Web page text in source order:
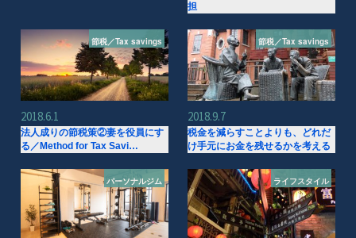
担
節税／Tax savings
2018.6.1
法人成りの節税策②妻を役員にす
る／Method for Tax Savi…
節税／Tax savings
2018.9.7
税金を減らすことよりも、どれだ
け手元にお金を残せるかを考える
パーソナルジム ライフスタイル